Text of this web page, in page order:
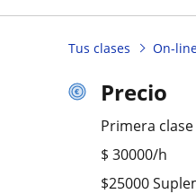
Tus clases On-
Precio
Primera
$ 30000/h
$25000